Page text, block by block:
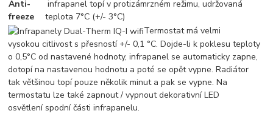
Anti-
freeze
infrapanel topí v protizámrzném režimu, udržovaná
teplota 7°C (+/- 3°C)
Termostat má velmi
vysokou citlivost s přesností +/- 0,1 °C. Dojde-li k poklesu teploty
o 0,5°C od nastavené hodnoty, infrapanel se automaticky zapne,
dotopí na nastavenou hodnotu a poté se opět vypne. Radiátor
tak většinou topí pouze několik minut a pak se vypne. Na
termostatu lze také zapnout / vypnout dekorativní LED
osvětlení spodní části infrapanelu.